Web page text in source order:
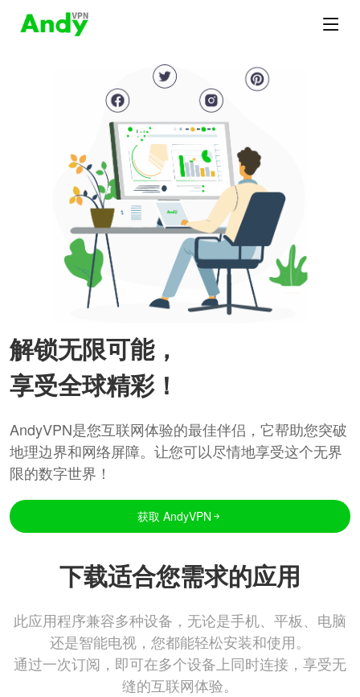
解锁无限可能，
享受全球精彩！
AndyVPN是您互联网体验的最佳伴侣，它帮助您突破
地理边界和网络屏障。让您可以尽情地享受这个无界
限的数字世界！
获取 AndyVPN
下载适合您需求的应用
此应用程序兼容多种设备，无论是手机、平板、电脑
还是智能电视，您都能轻松安装和使用。
通过一次订阅，即可在多个设备上同时连接，享受无
缝的互联网体验。